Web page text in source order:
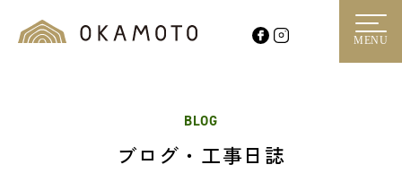
MENU
BLOG
ブログ・工事日誌